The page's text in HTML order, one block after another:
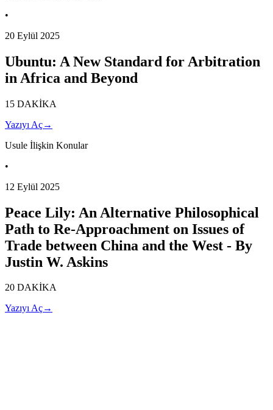
•
20 Eylül 2025
Ubuntu: A New Standard for Arbitration
in Africa and Beyond
15 DAKİKA
Yazıyı Aç→
Usule İlişkin Konular
•
12 Eylül 2025
Peace Lily: An Alternative Philosophical
Path to Re-Approachment on Issues of
Trade between China and the West - By
Justin W. Askins
20 DAKİKA
Yazıyı Aç→